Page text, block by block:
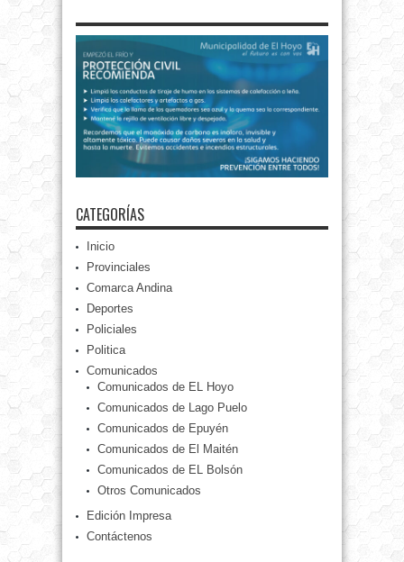
CATEGORÍAS
Inicio
Provinciales
Comarca Andina
Deportes
Policiales
Politica
Comunicados
Comunicados de EL Hoyo
Comunicados de Lago Puelo
Comunicados de Epuyén
Comunicados de El Maitén
Comunicados de EL Bolsón
Otros Comunicados
Edición Impresa
Contáctenos